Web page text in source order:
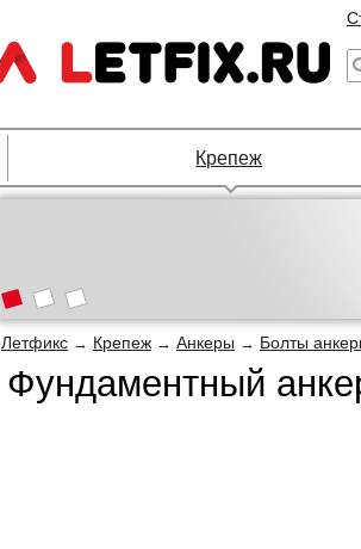
Крепеж
Летфикс → Крепеж → Анкеры → Болты
Фундаментный